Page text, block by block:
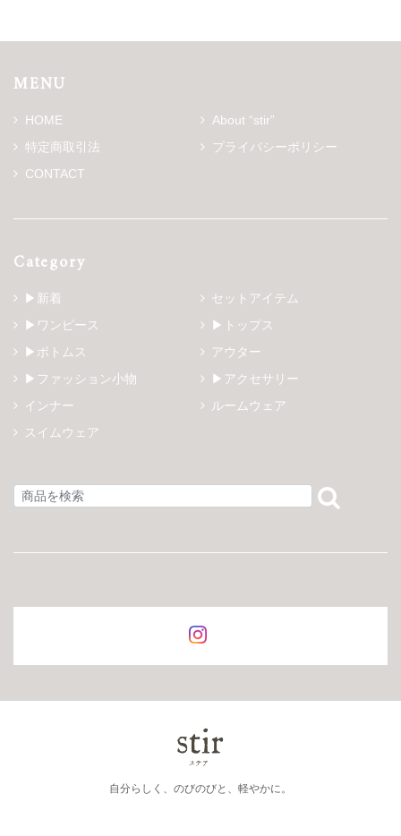
MENU
HOME
About “stir”
特定商取引法
プライバシーポリシー
CONTACT
Category
▶新着
セットアイテム
▶ワンピース
▶トップス
▶ボトムス
アウター
▶ファッション小物
▶アクセサリー
インナー
ルームウェア
スイムウェア
自分らしく、のびのびと、軽やかに。